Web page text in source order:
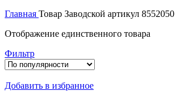
Главная Товар Заводской артикул 8552050
Отображение единственного товара
Фильтр
Добавить в избранное